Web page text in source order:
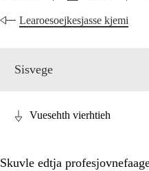
Learoesoejkesjasse kjemi
Sisvege
Vuesehth vierhtieh
Skuvle edtja